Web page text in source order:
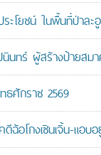
ยชน์ ในพื้นที่ป่าละอู
ทร์ ผู้สร้างป้ายสม
ธศักราช 2569
โกงเซินเจิ้น-แอบอ